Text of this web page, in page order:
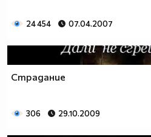
24 454 07.04.2007
Страдание
306 29.10.2009